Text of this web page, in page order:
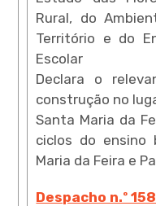
Rural, do
Território e do
Escolar
Declara o
construção no
Santa Maria da
ciclos do ensino
Maria da Feira e
Despacho n.º